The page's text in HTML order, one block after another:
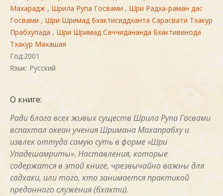
Махарадж , Шрила Рупа Госвами , Шри Радха-раман дас
Госвами , Шри Шримад Бхактисиддханта Сарасвати Тхакур
Прабхупада , Шри Шримад Саччидананда Бхактивинода
Тхакур Махашая
Год:2001
Язык: Русский
О книге:
Ради блага всех живых существ Шрила Рупа Госвами
вспахтал океан учения Шримана Махапрабху и
извлек оттуда самую суть в форме «Шри
Упадешамриты». Наставления, которые
содержатся в этой книге, чрезвычайно важны для
садхаки, или того, кто занимается практикой
преданного служения (бхакти).